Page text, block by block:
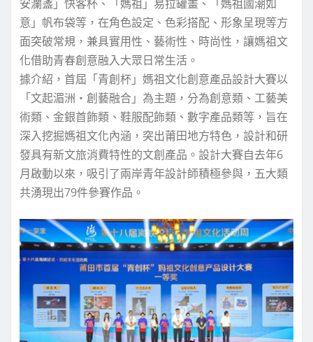
安瀾盞」快客杯、「媽祖」易拉罐畫、「媽祖國潮如
意」帆布袋等，在角色設定、色彩搭配、形象呈現等方
面突破常規，兼具實用性、藝術性、時尚性，讓媽祖文
化借助青春創意融入大眾日常生活。
據介紹，首屆「青創杯」媽祖文化創意產品設計大賽以
「文起湄洲‧創藝融合」為主題，分為創意類、工藝美
術類、金銀首飾類、鞋服配飾類、數字產品類等，旨在
深入挖掘媽祖文化內涵，突出莆田地方特色，設計和研
發具有新文旅消費特性的文創產品。設計大賽自去年6
月啟動以來，吸引了兩岸青年設計師積極參與，五大類
共湧現出79件參賽作品。